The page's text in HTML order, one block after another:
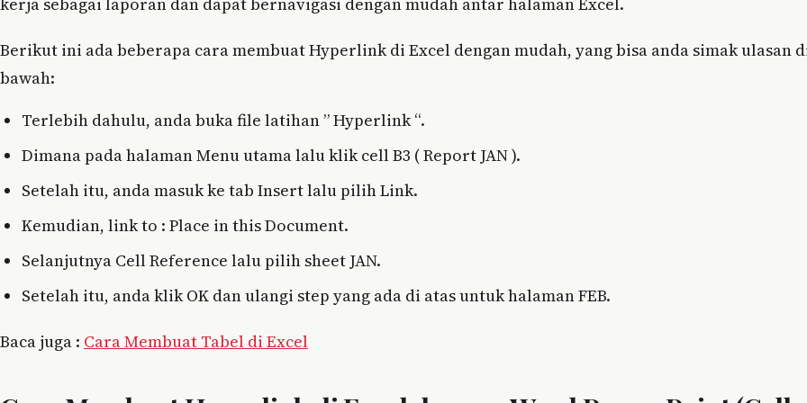
Berikut ini ada beberapa cara membuat Hyperlink di Excel dengan mudah, yang bisa anda simak ulasan
bawah:
Terlebih dahulu, anda buka file latihan ” Hyperlink “.
Dimana pada halaman Menu utama lalu klik cell B3 ( Report JAN ).
Setelah itu, anda masuk ke tab Insert lalu pilih Link.
Kemudian, link to : Place in this Document.
Selanjutnya Cell Reference lalu pilih sheet JAN.
Setelah itu, anda klik OK dan ulangi step yang ada di atas untuk halaman FEB.
Baca juga : Cara Membuat Tabel di Excel